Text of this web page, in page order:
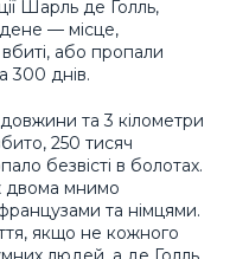
Шарль де Голль,
— місце,
або пропали
300 днів.
та 3 кілометри
250 тисяч
безвісті в болотах.
двома мнимо
та німцями.
якщо не кожного